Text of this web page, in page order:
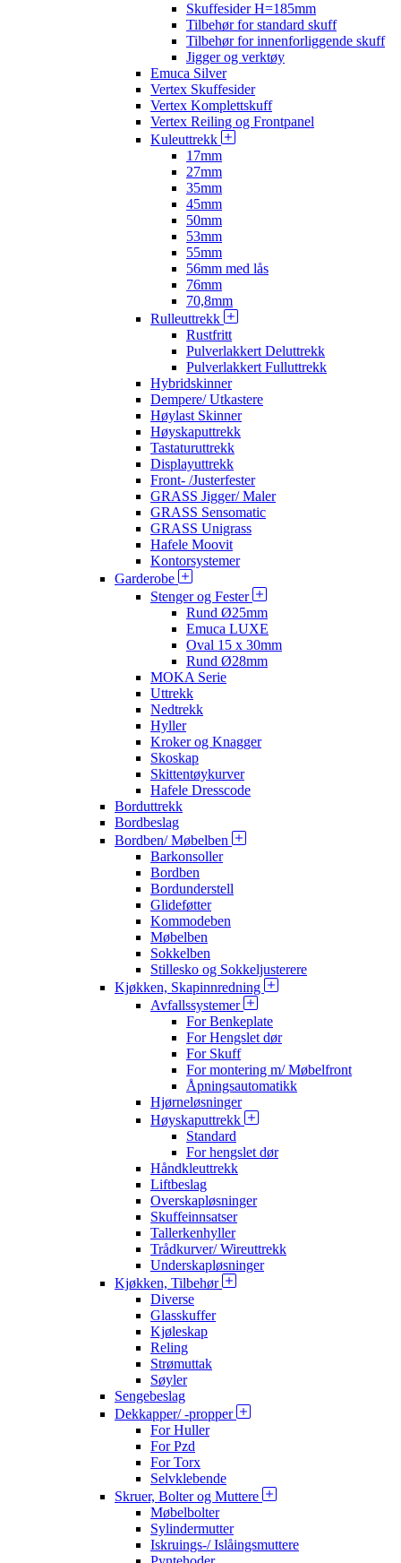
Skuffesider H=185mm
Tilbehør for standard skuff
Tilbehør for innenforliggende skuff
Jigger og verktøy
Emuca Silver
Vertex Skuffesider
Vertex Komplettskuff
Vertex Reiling og Frontpanel
Kuleuttrekk
17mm
27mm
35mm
45mm
50mm
53mm
55mm
56mm med lås
76mm
70,8mm
Rulleuttrekk
Rustfritt
Pulverlakkert Deluttrekk
Pulverlakkert Fulluttrekk
Hybridskinner
Dempere/ Utkastere
Høylast Skinner
Høyskaputtrekk
Tastaturuttrekk
Displayuttrekk
Front- /Justerfester
GRASS Jigger/ Maler
GRASS Sensomatic
GRASS Unigrass
Hafele Moovit
Kontorsystemer
Garderobe
Stenger og Fester
Rund Ø25mm
Emuca LUXE
Oval 15 x 30mm
Rund Ø28mm
MOKA Serie
Uttrekk
Nedtrekk
Hyller
Kroker og Knagger
Skoskap
Skittentøykurver
Hafele Dresscode
Borduttrekk
Bordbeslag
Bordben/ Møbelben
Barkonsoller
Bordben
Bordunderstell
Glideføtter
Kommodeben
Møbelben
Sokkelben
Stillesko og Sokkeljusterere
Kjøkken, Skapinnredning
Avfallssystemer
For Benkeplate
For Hengslet dør
For Skuff
For montering m/ Møbelfront
Åpningsautomatikk
Hjørneløsninger
Høyskaputtrekk
Standard
For hengslet dør
Håndkleuttrekk
Liftbeslag
Overskapløsninger
Skuffeinnsatser
Tallerkenhyller
Trådkurver/ Wireuttrekk
Underskapløsninger
Kjøkken, Tilbehør
Diverse
Glasskuffer
Kjøleskap
Reling
Strømuttak
Søyler
Sengebeslag
Dekkapper/ -propper
For Huller
For Pzd
For Torx
Selvklebende
Skruer, Bolter og Muttere
Møbelbolter
Sylindermutter
Iskruings-/ Islåingsmuttere